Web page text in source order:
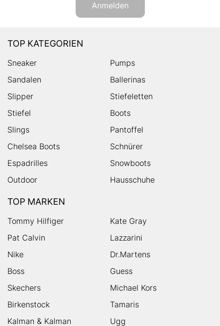
Anmelden
TOP KATEGORIEN
Sneaker
Pumps
Sandalen
Ballerinas
Slipper
Stiefeletten
Stiefel
Boots
Slings
Pantoffel
Chelsea Boots
Schnürer
Espadrilles
Snowboots
Outdoor
Hausschuhe
TOP MARKEN
Tommy Hilfiger
Kate Gray
Pat Calvin
Lazzarini
Nike
Dr.Martens
Boss
Guess
Skechers
Michael Kors
Birkenstock
Tamaris
Kalman & Kalman
Ugg